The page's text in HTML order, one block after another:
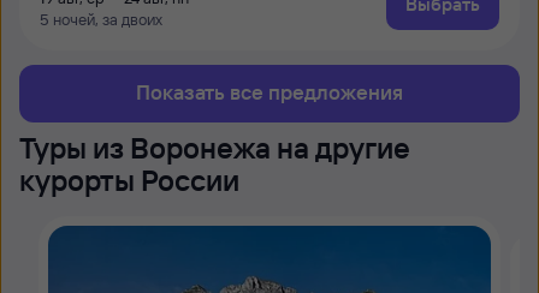
5 ночей, за двоих
Показать все предложения
Туры из Воронежа на другие
курорты России